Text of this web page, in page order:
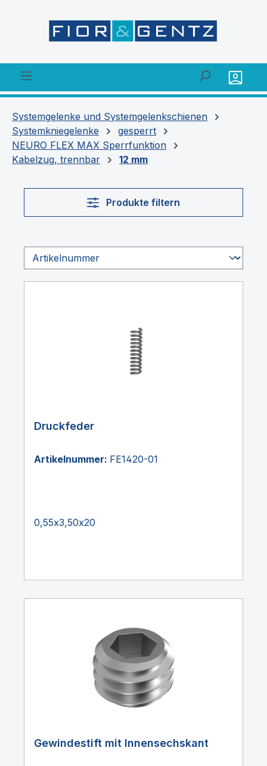
Systemgelenke und Systemgelenkschienen
Systemkniegelenke
gesperrt
NEURO FLEX MAX Sperrfunktion
Kabelzug, trennbar
12 mm
Produkte filtern
Druckfeder
Artikelnummer: FE1420-01
0,55x3,50x20
Gewindestift mit Innensechskant